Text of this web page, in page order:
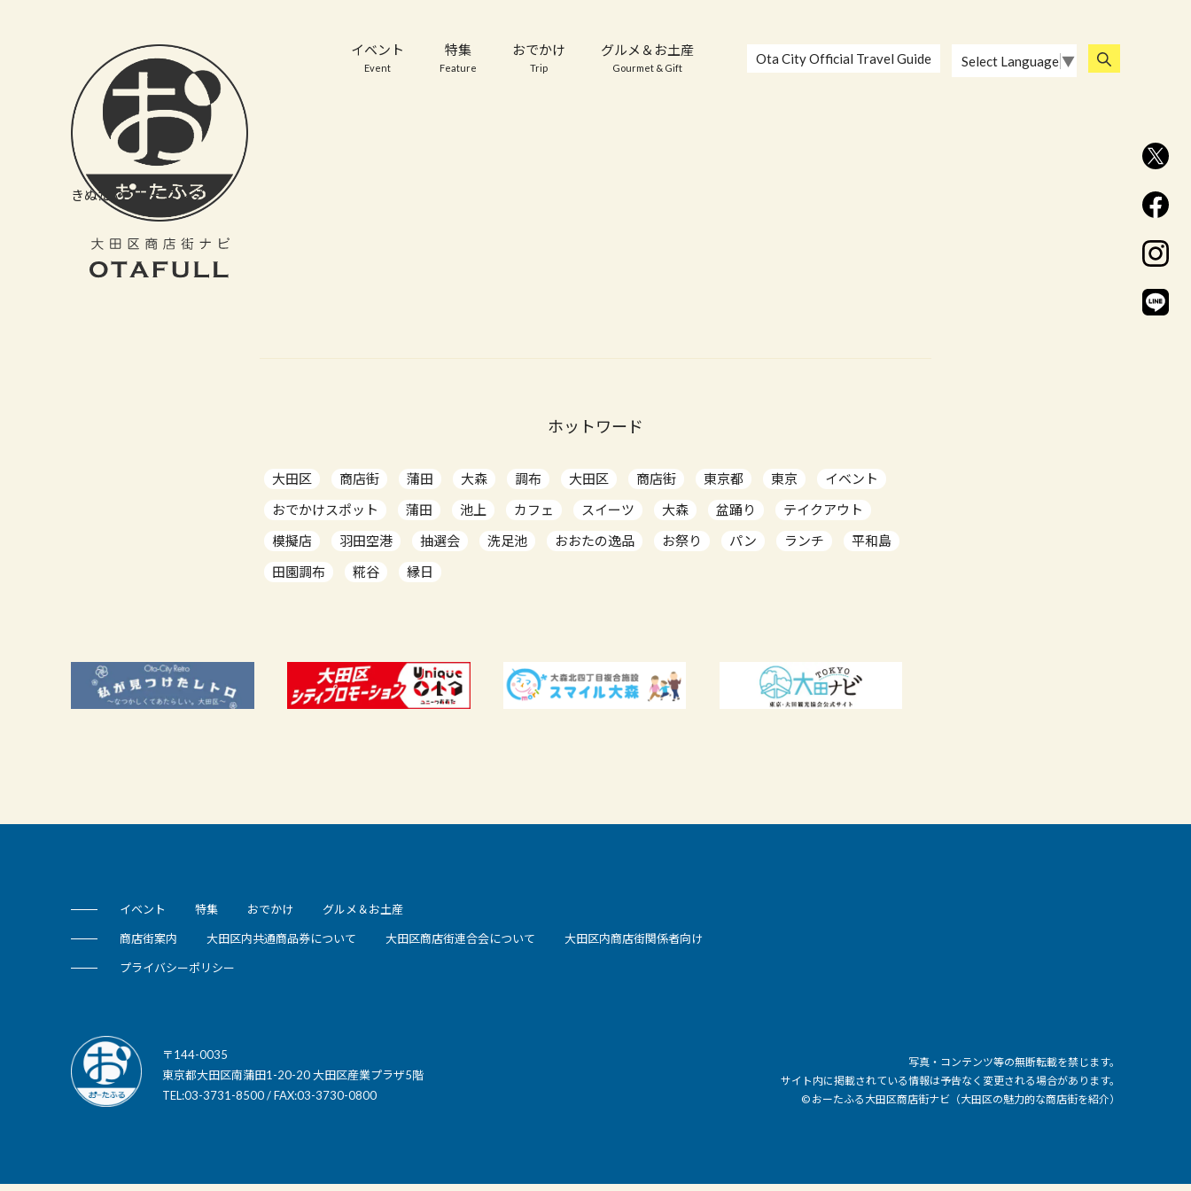
イベント
Event
特集
Feature
おでかけ
Trip
グルメ＆お土産
Gourmet & Gift
Ota City Official Travel Guide Select Language ▼
きぬたやクリーニング
ホットワード
大田区 商店街 蒲田 大森 調布 大田区 商店街 東京都 東京
イベント
おでかけスポット
蒲田 池上 カフェ スイーツ 大森 盆踊り
テイクアウト
模擬店
羽田空港 抽選会 洗足池 おおたの逸品 お祭り パン ランチ
平和島
田園調布
糀谷 縁日
イベント 特集 おでかけ グルメ＆お土産
商店街案内 大田区内共通商品券について 大田区商店街連合会について 大田区内商店街関係者向け
プライバシーポリシー
〒144-0035
東京都大田区南蒲田1-20-20 大田区産業プラザ5階
TEL:03-3731-8500 / FAX:03-3730-0800
写真・コンテンツ等の無断転載を禁じます。
サイト内に掲載されている情報は予告なく変更される場合があります。
© おーたふる大田区商店街ナビ（大田区の魅力的な商店街を紹介）